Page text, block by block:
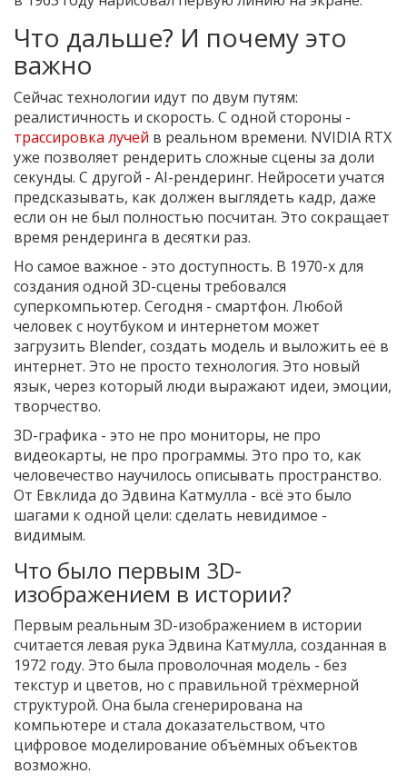
Что дальше? И почему это
важно
Сейчас технологии идут по двум путям:
реалистичность и скорость. С одной стороны -
трассировка лучей в реальном времени. NVIDIA RTX
уже позволяет рендерить сложные сцены за доли
секунды. С другой - AI-рендеринг. Нейросети учатся
предсказывать, как должен выглядеть кадр, даже
если он не был полностью посчитан. Это сокращает
время рендеринга в десятки раз.
Но самое важное - это доступность. В 1970-х для
создания одной 3D-сцены требовался
суперкомпьютер. Сегодня - смартфон. Любой
человек с ноутбуком и интернетом может
загрузить Blender, создать модель и выложить её в
интернет. Это не просто технология. Это новый
язык, через который люди выражают идеи, эмоции,
творчество.
3D-графика - это не про мониторы, не про
видеокарты, не про программы. Это про то, как
человечество научилось описывать пространство.
От Евклида до Эдвина Катмулла - всё это было
шагами к одной цели: сделать невидимое -
видимым.
Что было первым 3D-
изображением в истории?
Первым реальным 3D-изображением в истории
считается левая рука Эдвина Катмулла, созданная в
1972 году. Это была проволочная модель - без
текстур и цветов, но с правильной трёхмерной
структурой. Она была сгенерирована на
компьютере и стала доказательством, что
цифровое моделирование объёмных объектов
возможно.